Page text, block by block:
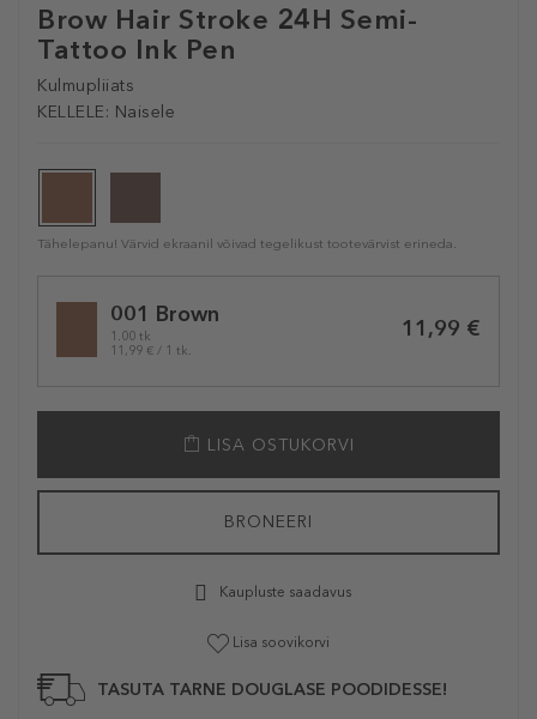
Brow Hair Stroke 24H Semi-
Tattoo Ink Pen
Kulmupliiats
KELLELE: Naisele
5st
Tähelepanu! Värvid ekraanil võivad tegelikust tootevärvist erineda.
variation001 Brown
1.00 tk
11,99 € / 1 tk.
11,99 €
LISA OSTUKORVI
BRONEERI
Kaupluste saadavus
Lisa soovikorvi
TASUTA TARNE DOUGLASE POODIDESSE!